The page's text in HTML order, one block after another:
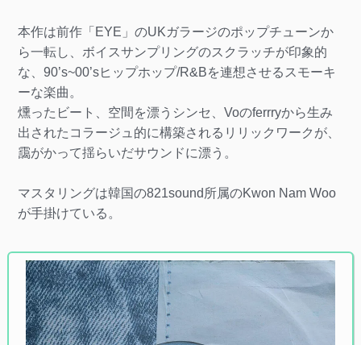
本作は前作「EYE」のUKガラージのポップチューンか
ら⼀転し、ボイスサンプリングのスクラッチが印象的
な、90’s~00’sヒップホップ/R&Bを連想させるスモーキ
ーな楽曲。
燻ったビート、空間を漂うシンセ、Voのferrryから⽣み
出されたコラージュ的に構築されるリリックワークが、
靄がかって揺らいだサウンドに漂う。
マスタリングは韓国の821sound所属のKwon Nam Woo
が⼿掛けている。